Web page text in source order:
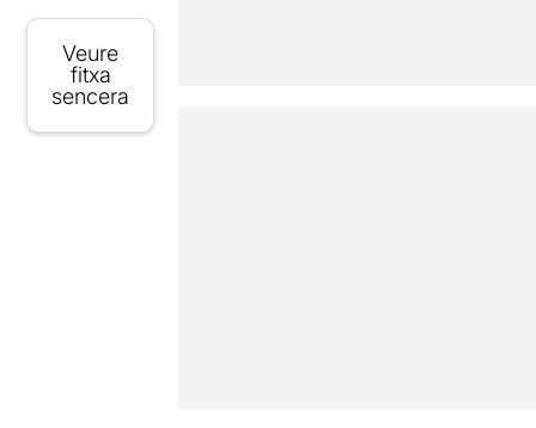
Veure
fitxa
sencera